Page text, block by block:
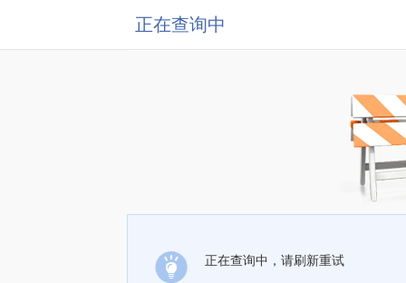
正在查询中
正在查询中，请刷新重试